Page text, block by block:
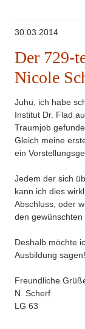
30.03.2014
Der 729-
Nicole
Juhu, ich habe
Institut Dr. Flad
Traumjob
Gleich meine
ein
Jedem der sich
kann ich dies
Abschluss, oder
den gewünschten
Deshalb möchte
Ausbildung sagen!
Freundliche
N. Scherf
LG 63